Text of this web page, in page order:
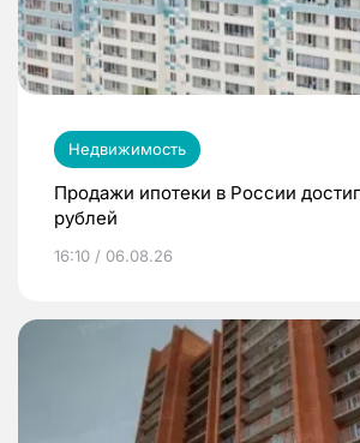
Недвижимость
Продажи ипотеки в России
рублей
16:10 / 06.08.26